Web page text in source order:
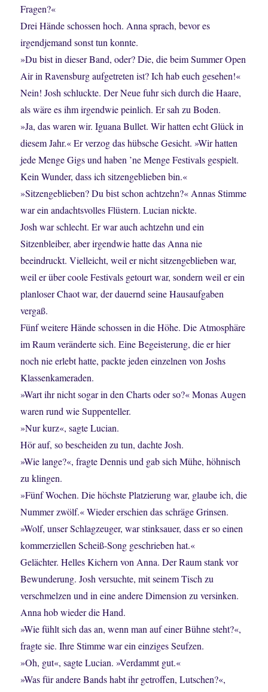
Fragen?«
Drei Hände schossen hoch. Anna sprach, bevor es
irgendjemand sonst tun konnte.
»Du bist in dieser Band, oder? Die, die beim Summer Open
Air in Ravensburg aufgetreten ist? Ich hab euch gesehen!«
Nein! Josh schluckte. Der Neue fuhr sich durch die Haare,
als wäre es ihm irgendwie peinlich. Er sah zu Boden.
»Ja, das waren wir. Iguana Bullet. Wir hatten echt Glück in
diesem Jahr.« Er verzog das hübsche Gesicht. »Wir hatten
jede Menge Gigs und haben ’ne Menge Festivals gespielt.
Kein Wunder, dass ich sitzengeblieben bin.«
»Sitzengeblieben? Du bist schon achtzehn?« Annas Stimme
war ein andachtsvolles Flüstern. Lucian nickte.
Josh war schlecht. Er war auch achtzehn und ein
Sitzenbleiber, aber irgendwie hatte das Anna nie
beeindruckt. Vielleicht, weil er nicht sitzengeblieben war,
weil er über coole Festivals getourt war, sondern weil er ein
planloser Chaot war, der dauernd seine Hausaufgaben
vergaß.
Fünf weitere Hände schossen in die Höhe. Die Atmosphäre
im Raum veränderte sich. Eine Begeisterung, die er hier
noch nie erlebt hatte, packte jeden einzelnen von Joshs
Klassenkameraden.
»Wart ihr nicht sogar in den Charts oder so?« Monas Augen
waren rund wie Suppenteller.
»Nur kurz«, sagte Lucian.
Hör auf, so bescheiden zu tun, dachte Josh.
»Wie lange?«, fragte Dennis und gab sich Mühe, höhnisch
zu klingen.
»Fünf Wochen. Die höchste Platzierung war, glaube ich, die
Nummer zwölf.« Wieder erschien das schräge Grinsen.
»Wolf, unser Schlagzeuger, war stinksauer, dass er so einen
kommerziellen Scheiß-Song geschrieben hat.«
Gelächter. Helles Kichern von Anna. Der Raum stank vor
Bewunderung. Josh versuchte, mit seinem Tisch zu
verschmelzen und in eine andere Dimension zu versinken.
Anna hob wieder die Hand.
»Wie fühlt sich das an, wenn man auf einer Bühne steht?«,
fragte sie. Ihre Stimme war ein einziges Seufzen.
»Oh, gut«, sagte Lucian. »Verdammt gut.«
»Was für andere Bands habt ihr getroffen, Lutschen?«,